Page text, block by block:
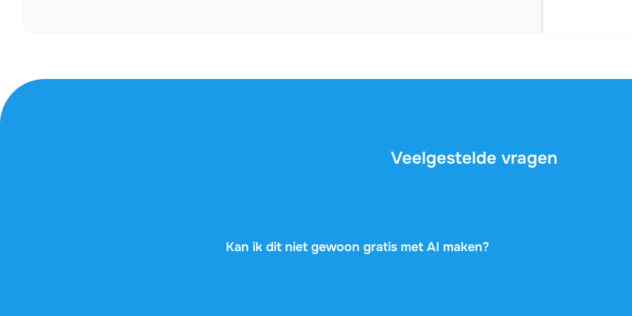
Veelgestelde vragen
Kan ik dit niet gewoon gratis met AI maken?